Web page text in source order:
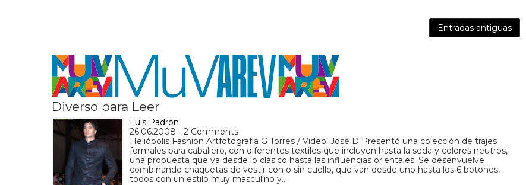
Entradas antiguas
Diverso para Leer
Luis Padrón
26.06.2008 - 2 Comments
Heliópolis Fashion Artfotografía G Torres / Video: José D Presentó una colección de trajes
formales para caballero, con diferentes textiles que incluyen hasta la seda y colores neutros,
una propuesta que va desde lo clásico hasta las influencias orientales. Se desenvuelve
combinando chaquetas de vestir con o sin cuello, que van desde uno hasta los 6 botones,
todos con un estilo muy masculino y…